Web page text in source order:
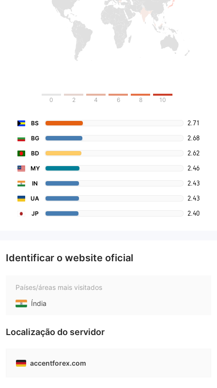
0 2 4 6 8 10
BS 2.71
BG 2.68
BD 2.62
MY 2.46
IN 2.43
UA 2.43
JP 2.40
Identificar o website oficial
Países/áreas mais visitados
Índia
Localização do servidor
accentforex.com